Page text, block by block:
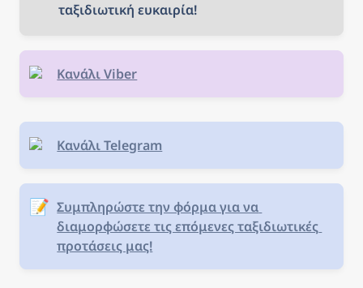
ταξιδιωτική ευκαιρία!
Κανάλι Viber
Κανάλι Telegram
📝 Συμπληρώστε την φόρμα για να
διαμορφώσετε τις επόμενες ταξιδιωτικές
προτάσεις μας!